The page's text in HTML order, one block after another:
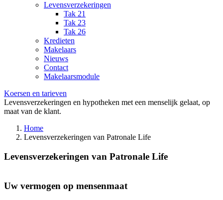
Levensverzekeringen
Tak 21
Tak 23
Tak 26
Kredieten
Makelaars
Nieuws
Contact
Makelaarsmodule
Koersen en tarieven
Levensverzekeringen en hypotheken met een menselijk gelaat, op
maat van de klant.
Home
Levensverzekeringen van Patronale Life
Levensverzekeringen van Patronale Life
Uw vermogen op mensenmaat